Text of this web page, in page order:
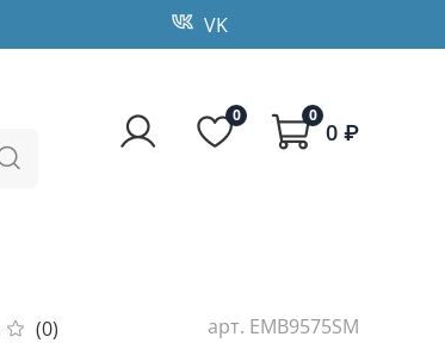
VK
0 0
0 ₽
(0) арт. EMB9575SM